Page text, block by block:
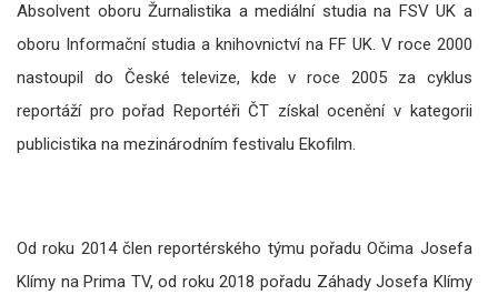
Absolvent oboru Žurnalistika a mediální studia na FSV UK a
oboru Informační studia a knihovnictví na FF UK. V roce 2000
nastoupil do České televize, kde v roce 2005 za cyklus
reportáží pro pořad Reportéři ČT získal ocenění v kategorii
publicistika na mezinárodním festivalu Ekofilm.
Od roku 2014 člen reportérského týmu pořadu Očima Josefa
Klímy na Prima TV, od roku 2018 pořadu Záhady Josefa Klímy